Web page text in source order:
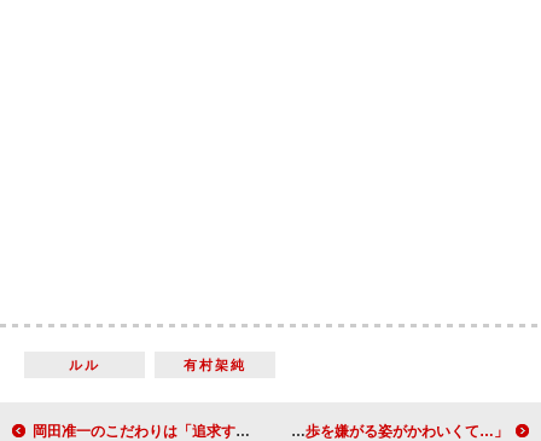
ルル 有村架純
岡田准一のこだわりは「追求すること」 新ＣＭでワイヤーアクションを披露 東出昌大、愛犬の写真をお披露目 「散歩を嫌がる姿がかわいくて…」